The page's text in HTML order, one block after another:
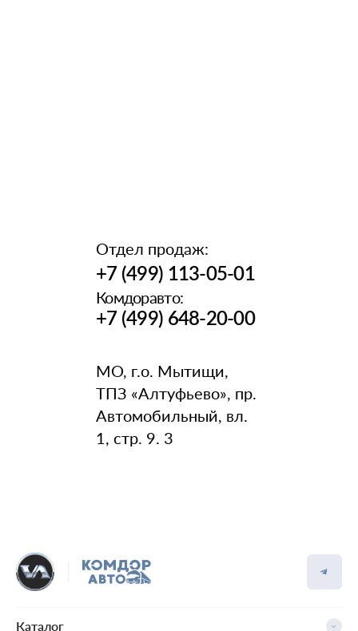
Отдел продаж:
+7 (499) 113-05-01
Комдоравто:
+7 (499) 648-20-00
МО, г.о. Мытищи,
ТПЗ «Алтуфьево», пр.
Автомобильный, вл.
1, стр. 9. 3
Каталог